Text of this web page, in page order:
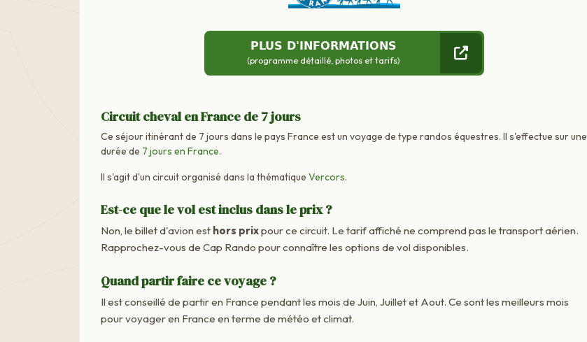
PLUS D'INFORMATIONS
(programme détaillé, photos et tarifs)
Circuit cheval en France de 7 jours
Ce séjour itinérant de 7 jours dans le pays France est un voyage de type randos équestres. Il s'effectue sur une
durée de 7 jours en France.
Il s'agit d'un circuit organisé dans la thématique Vercors.
Est-ce que le vol est inclus dans le prix ?
Non, le billet d'avion est hors prixpour ce circuit. Le tarif affiché ne comprend pas le transport aérien.
Rapprochez-vous de Cap Rando pour connaître les options de vol disponibles.
Quand partir faire ce voyage ?
Il est conseillé de partir en France pendant les mois de Juin, Juillet et Aout. Ce sont les meilleurs mois
pour voyager en France en terme de météo et climat.